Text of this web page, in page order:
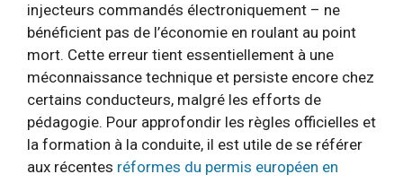
injecteurs commandés électroniquement – ne
bénéficient pas de l’économie en roulant au point
mort. Cette erreur tient essentiellement à une
méconnaissance technique et persiste encore chez
certains conducteurs, malgré les efforts de
pédagogie. Pour approfondir les règles officielles et
la formation à la conduite, il est utile de se référer
aux récentes réformes du permis européen en